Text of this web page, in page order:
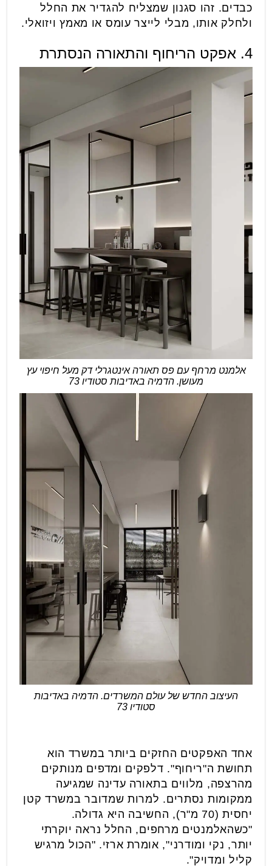
כבדים. זהו סגנון שמצליח להגדיר את החלל
ולחלק אותו, מבלי לייצר עומס או מאמץ ויזואלי.
4. אפקט הריחוף והתאורה הנסתרת
אלמנט מרחף עם פס תאורה אינטגרלי דק מעל חיפוי עץ
מעושן. הדמיה באדיבות סטודיו 73
העיצוב החדש של עולם המשרדים. הדמיה באדיבות
סטודיו 73
אחד האפקטים החזקים ביותר במשרד הוא
תחושת ה"ריחוף". דלפקים ומדפים מנותקים
מהרצפה, מלווים בתאורה עדינה שמגיעה
ממקומות נסתרים. למרות שמדובר במשרד קטן
יחסית (70 מ"ר), החשיבה היא גדולה.
"כשהאלמנטים מרחפים, החלל נראה יוקרתי
יותר, נקי ומודרני", אומרת ארזי. "הכול מרגיש
קליל ומדויק".